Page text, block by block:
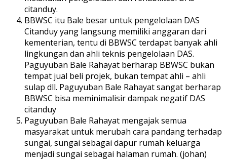
citanduy.
BBWSC itu Bale besar untuk pengelolaan DAS
Citanduy yang langsung memiliki anggaran dari
kementerian, tentu di BBWSC terdapat banyak ahli
lingkungan dan ahli teknis pengelolaan DAS.
Paguyuban Bale Rahayat berharap BBWSC bukan
tempat jual beli projek, bukan tempat ahli – ahli
sulap dll. Paguyuban Bale Rahayat sangat berharap
BBWSC bisa meminimalisir dampak negatif DAS
citanduy
Paguyuban Bale Rahayat mengajak semua
masyarakat untuk merubah cara pandang terhadap
sungai, sungai sebagai dapur rumah keluarga
menjadi sungai sebagai halaman rumah. (johan)